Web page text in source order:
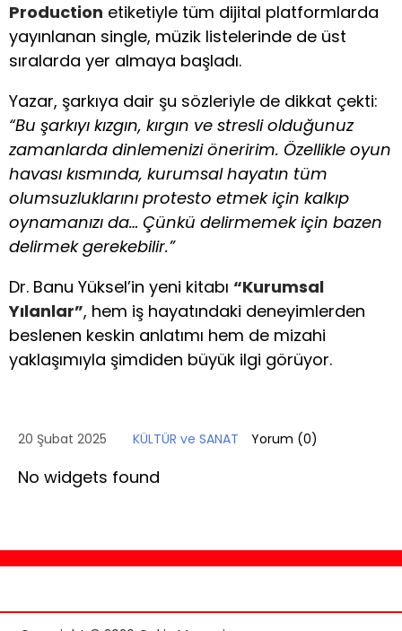
Production etiketiyle tüm dijital platformlarda
yayınlanan single, müzik listelerinde de üst
sıralarda yer almaya başladı.
Yazar, şarkıya dair şu sözleriyle de dikkat çekti:
“Bu şarkıyı kızgın, kırgın ve stresli olduğunuz
zamanlarda dinlemenizi öneririm. Özellikle oyun
havası kısmında, kurumsal hayatın tüm
olumsuzluklarını protesto etmek için kalkıp
oynamanızı da… Çünkü delirmemek için bazen
delirmek gerekebilir.”
Dr. Banu Yüksel’in yeni kitabı “Kurumsal
Yılanlar”, hem iş hayatındaki deneyimlerden
beslenen keskin anlatımı hem de mizahi
yaklaşımıyla şimdiden büyük ilgi görüyor.
20 Şubat 2025 KÜLTÜR ve SANAT Yorum (0)
No widgets found